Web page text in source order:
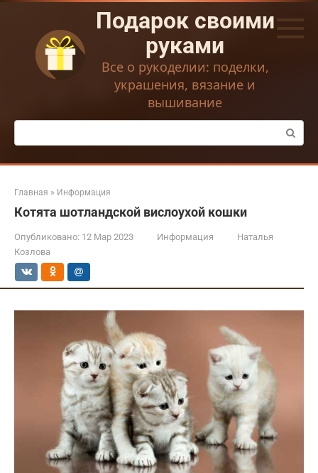
Перейти
контенту
Подарок своими
руками
Все о рукоделии: поделки,
украшения, вязание и
вышивание
Поиск:
Главная » Информация
Котята шотландской вислоухой кошки
Опубликовано: 12 Мар 2023 Информация
Наталья
Козлова